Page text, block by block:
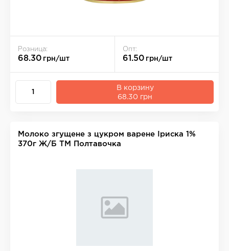
Розница:
68.30 грн/шт
Опт:
61.50 грн/шт
В корзину
68.30 грн
Молоко згущене з цукром варене Іриска 1%
370г Ж/Б ТМ Полтавочка